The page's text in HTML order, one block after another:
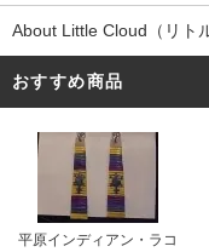
About Little Cloud（リト
おすすめ商品
平原インディアン・ラコ